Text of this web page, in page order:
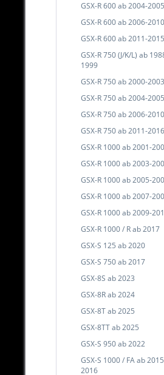
GSX-R 600 ab 2004-2005
GSX-R 600 ab 2006-2010
GSX-R 600 ab 2011-2015
GSX-R 750 (J/K/L) ab
1999
GSX-R 750 ab 2000-2003
GSX-R 750 ab 2004-2005
GSX-R 750 ab 2006-2010
GSX-R 750 ab 2011-2016
GSX-R 1000 ab 2001-
GSX-R 1000 ab 2003-
GSX-R 1000 ab 2005-
GSX-R 1000 ab 2007-
GSX-R 1000 ab 2009-
GSX-R 1000 / R ab 2017
GSX-S 125 ab 2020
GSX-S 750 ab 2017
GSX-8S ab 2023
GSX-8R ab 2024
GSX-8T ab 2025
GSX-8TT ab 2025
GSX-S 950 ab 2022
GSX-S 1000 / FA ab
2016